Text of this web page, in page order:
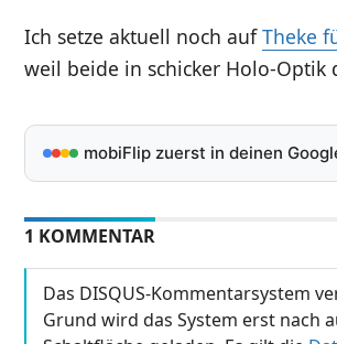
Ich setze aktuell noch aufTheke
weil beide in schicker Holo-Optik
mobiFlip zuerst in deinen
1 KOMMENTAR
Das DISQUS-Kommentarsystem
Grund wird das System erst nach